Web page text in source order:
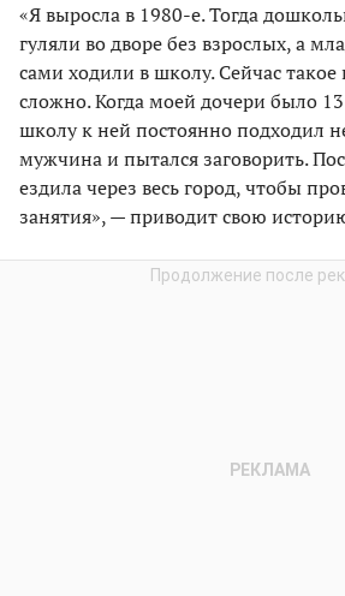
«Я выросла в 1980-е. Тогда
гуляли во дворе без взрослых, а
сами ходили в школу. Сейчас такое
сложно. Когда моей дочери было 13
школу к ней постоянно подходил
мужчина и пытался заговорить.
ездила через весь город, чтобы
занятия», — приводит свою